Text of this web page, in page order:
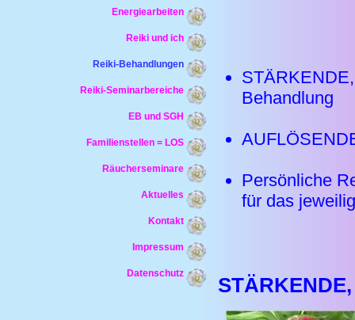
Energiearbeiten
Reiki und ich
Reiki-Behandlungen
Reiki-Seminarbereiche
EB und SGH
Familienstellen = LOS
Räucherseminare
Aktuelles
Kontakt
Impressum
Datenschutz
Behandlung
Persönliche
für das